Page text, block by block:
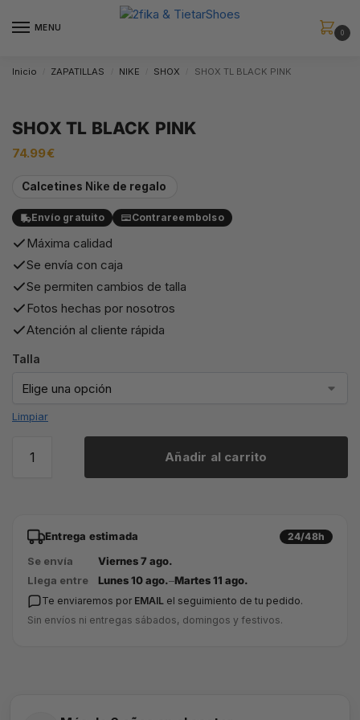
MENU
0
Inicio ZAPATILLAS NIKE SHOX SHOX TL BLACK PINK
SHOX TL BLACK PINK
74.99€
Calcetines Nike de regalo
Envío gratuito Contrareembolso
Máxima calidad
Se envía con caja
Se permiten cambios de talla
Fotos hechas por nosotros
Atención al cliente rápida
Talla
Limpiar
Añadir al carrito
Entrega estimada 24/48h
Se envía
Viernes 7 ago.
Llega entre
Lunes 10 ago.–Martes 11 ago.
Te enviaremos por EMAIL el seguimiento de tu pedido.
Sin envíos ni entregas sábados, domingos y festivos.